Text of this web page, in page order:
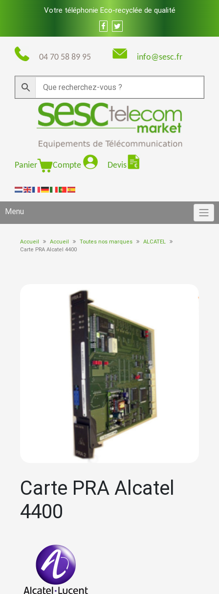
Votre téléphonie Eco-recyclée de qualité
04 70 58 89 95 info@sesc.fr
Panier Compte Devis
Menu
Accueil Accueil Toutes nos marques
ALCATEL
Carte PRA Alcatel 4400
Carte PRA Alcatel
4400